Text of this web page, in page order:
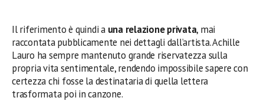
Il riferimento è quindi a una relazione privata, mai
raccontata pubblicamente nei dettagli dall’artista. Achille
Lauro ha sempre mantenuto grande riservatezza sulla
propria vita sentimentale, rendendo impossibile sapere con
certezza chi fosse la destinataria di quella lettera
trasformata poi in canzone.